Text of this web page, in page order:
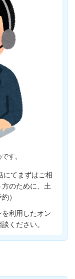
す。
にてまずはご相
のために、土
）
利用したオン
ください。